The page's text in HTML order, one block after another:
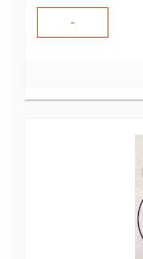
-